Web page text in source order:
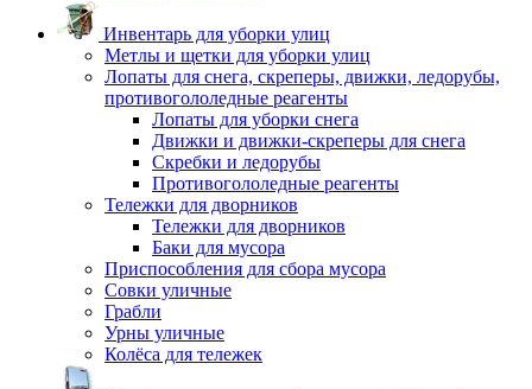
Инвентарь для уборки улиц
Метлы и щетки для уборки улиц
Лопаты для снега, скреперы, движки, ледорубы,
противогололедные реагенты
Лопаты для уборки снега
Движки и движки-скреперы для снега
Скребки и ледорубы
Противогололедные реагенты
Тележки для дворников
Тележки для дворников
Баки для мусора
Приспособления для сбора мусора
Совки уличные
Грабли
Урны уличные
Колёса для тележек